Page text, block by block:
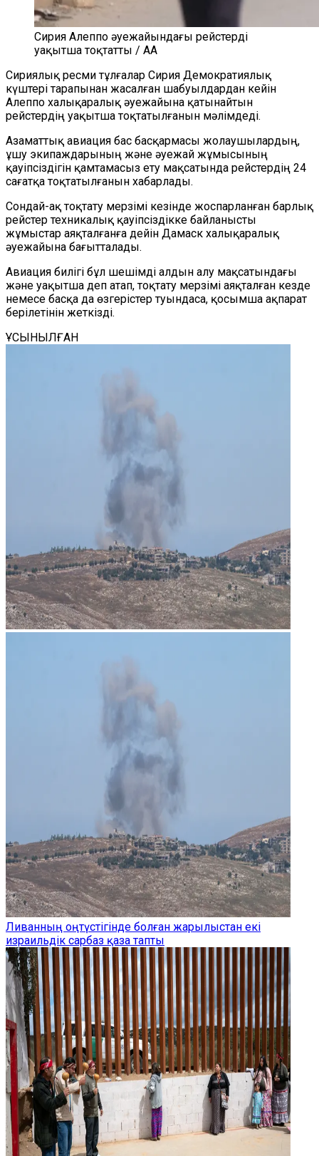
Сирия Алеппо әуежайындағы рейстерді
уақытша тоқтатты / AA
Сириялық ресми тұлғалар Сирия Демократиялық
күштері тарапынан жасалған шабуылдардан кейін
Алеппо халықаралық әуежайына қатынайтын
рейстердің уақытша тоқтатылғанын мәлімдеді.
Азаматтық авиация бас басқармасы жолаушылардың,
ұшу экипаждарының және әуежай жұмысының
қауіпсіздігін қамтамасыз ету мақсатында рейстердің 24
сағатқа тоқтатылғанын хабарлады.
Сондай-ақ тоқтату мерзімі кезінде жоспарланған барлық
рейстер техникалық қауіпсіздікке байланысты
жұмыстар аяқталғанға дейін Дамаск халықаралық
әуежайына бағытталады.
Авиация билігі бұл шешімді алдын алу мақсатындағы
және уақытша деп атап, тоқтату мерзімі аяқталған кезде
немесе басқа да өзгерістер туындаса, қосымша ақпарат
берілетінін жеткізді.
ҰСЫНЫЛҒАН
Ливанның оңтүстігінде болған жарылыстан екі
израильдік сарбаз қаза тапты